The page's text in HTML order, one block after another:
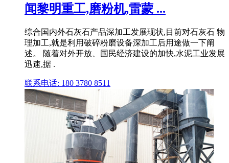
闻黎明重工,磨粉机,雷蒙 ...
综合国内外石灰石产品深加工发展现状,目前对石灰石 物
理加工,就是利用破碎粉磨设备深加工后用途做一下阐
述。 随着对外开放、国民经济建设的加快,水泥工业发展
迅速,据 .
联系电话: 180 3780 8511